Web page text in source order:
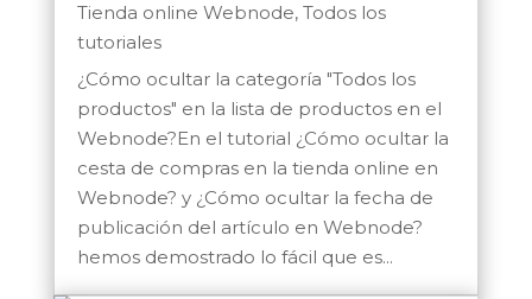
Tienda online Webnode, Todos los
tutoriales
¿Cómo ocultar la categoría "Todos los
productos" en la lista de productos en el
Webnode?En el tutorial ¿Cómo ocultar la
cesta de compras en la tienda online en
Webnode? y ¿Cómo ocultar la fecha de
publicación del artículo en Webnode?
hemos demostrado lo fácil que es...